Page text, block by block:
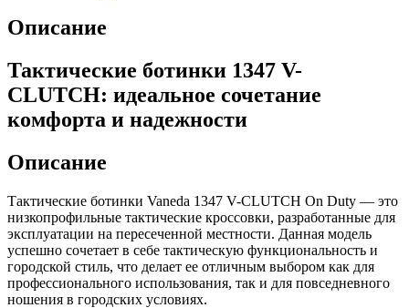
Описание
Тактические ботинки 1347 V-
CLUTCH: идеальное сочетание
комфорта и надежности
Описание
Тактические ботинки Vaneda 1347 V-CLUTCH On Duty — это
низкопрофильные тактические кроссовки, разработанные для
эксплуатации на пересеченной местности. Данная модель
успешно сочетает в себе тактическую функциональность и
городской стиль, что делает ее отличным выбором как для
профессионального использования, так и для повседневного
ношения в городских условиях.